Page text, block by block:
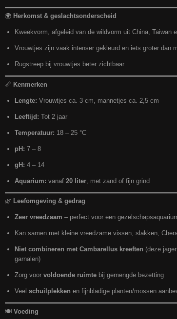
🌍 Herkomst & geslachtsonderscheid
Kweekvorm, afgeleid van de wildvorm uit China, Taiwan
Vrouwtjes zijn vaak intenser gekleurd en iets groter dan
Rugstreep bij vrouwtjes beter zichtbaar
📏 Kenmerken
Lengte: Vrouwtjes ca. 3 cm, mannetjes ca. 2,5 cm
Leeftijd: Tot 2 jaar
Temperatuur: 18 – 25 °C
pH: 7 – 8
gH: 4 – 14
Aquarium: vanaf 20 liter, met zand of fijn grind
🌿 Leefomgeving & gedrag
Zeer vreedzaam – perfect voor een
Kan samen met kleine vreedzame vissen, slakken,
Niet combineren met Cambarellus kreeften (deze
garnalen)
Zorg voor voldoende ruimtebij gemengde bezetting
Veel schuilplekken en fijnbladige planten/mossen
🍽️ Voeding